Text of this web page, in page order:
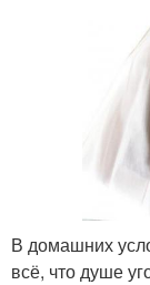
В домашних
всё, что душе